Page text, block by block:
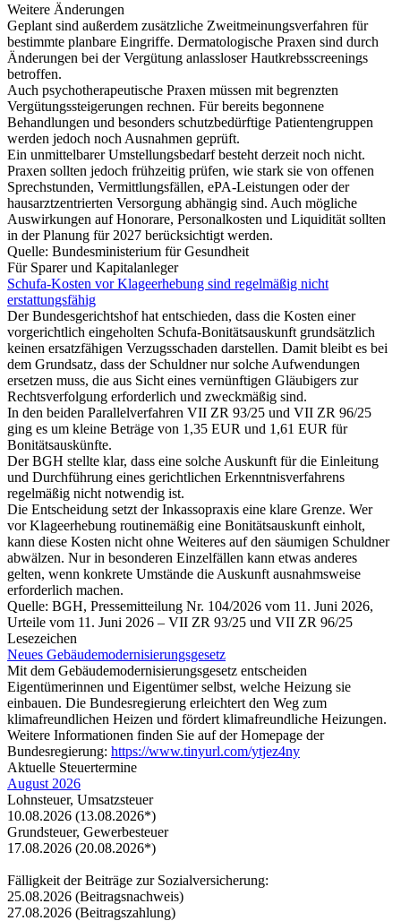
Weitere Änderungen
Geplant sind außerdem zusätzliche Zweitmeinungsverfahren für
bestimmte planbare Eingriffe. Dermatologische Praxen sind durch
Änderungen bei der Vergütung anlassloser Hautkrebsscreenings
betroffen.
Auch psychotherapeutische Praxen müssen mit begrenzten
Vergütungssteigerungen rechnen. Für bereits begonnene
Behandlungen und besonders schutzbedürftige Patientengruppen
werden jedoch noch Ausnahmen geprüft.
Ein unmittelbarer Umstellungsbedarf besteht derzeit noch nicht.
Praxen sollten jedoch frühzeitig prüfen, wie stark sie von offenen
Sprechstunden, Vermittlungsfällen, ePA-Leistungen oder der
hausarztzentrierten Versorgung abhängig sind. Auch mögliche
Auswirkungen auf Honorare, Personalkosten und Liquidität sollten
in der Planung für 2027 berücksichtigt werden.
Quelle: Bundesministerium für Gesundheit
Für Sparer und Kapitalanleger
Schufa-Kosten vor Klageerhebung sind regelmäßig nicht
erstattungsfähig
Der Bundesgerichtshof hat entschieden, dass die Kosten einer
vorgerichtlich eingeholten Schufa-Bonitätsauskunft grundsätzlich
keinen ersatzfähigen Verzugsschaden darstellen. Damit bleibt es bei
dem Grundsatz, dass der Schuldner nur solche Aufwendungen
ersetzen muss, die aus Sicht eines vernünftigen Gläubigers zur
Rechtsverfolgung erforderlich und zweckmäßig sind.
In den beiden Parallelverfahren VII ZR 93/25 und VII ZR 96/25
ging es um kleine Beträge von 1,35 EUR und 1,61 EUR für
Bonitätsauskünfte.
Der BGH stellte klar, dass eine solche Auskunft für die Einleitung
und Durchführung eines gerichtlichen Erkenntnisverfahrens
regelmäßig nicht notwendig ist.
Die Entscheidung setzt der Inkassopraxis eine klare Grenze. Wer
vor Klageerhebung routinemäßig eine Bonitätsauskunft einholt,
kann diese Kosten nicht ohne Weiteres auf den säumigen Schuldner
abwälzen. Nur in besonderen Einzelfällen kann etwas anderes
gelten, wenn konkrete Umstände die Auskunft ausnahmsweise
erforderlich machen.
Quelle: BGH, Pressemitteilung Nr. 104/2026 vom 11. Juni 2026,
Urteile vom 11. Juni 2026 – VII ZR 93/25 und VII ZR 96/25
Lesezeichen
Neues Gebäudemodernisierungsgesetz
Mit dem Gebäudemodernisierungsgesetz entscheiden
Eigentümerinnen und Eigentümer selbst, welche Heizung sie
einbauen. Die Bundesregierung erleichtert den Weg zum
klimafreundlichen Heizen und fördert klimafreundliche Heizungen.
Weitere Informationen finden Sie auf der Homepage der
Bundesregierung: https://www.tinyurl.com/ytjez4ny
Aktuelle Steuertermine
August 2026
Lohnsteuer, Umsatzsteuer
10.08.2026 (13.08.2026*)
Grundsteuer, Gewerbesteuer
17.08.2026 (20.08.2026*)
Fälligkeit der Beiträge zur Sozialversicherung:
25.08.2026 (Beitragsnachweis)
27.08.2026 (Beitragszahlung)